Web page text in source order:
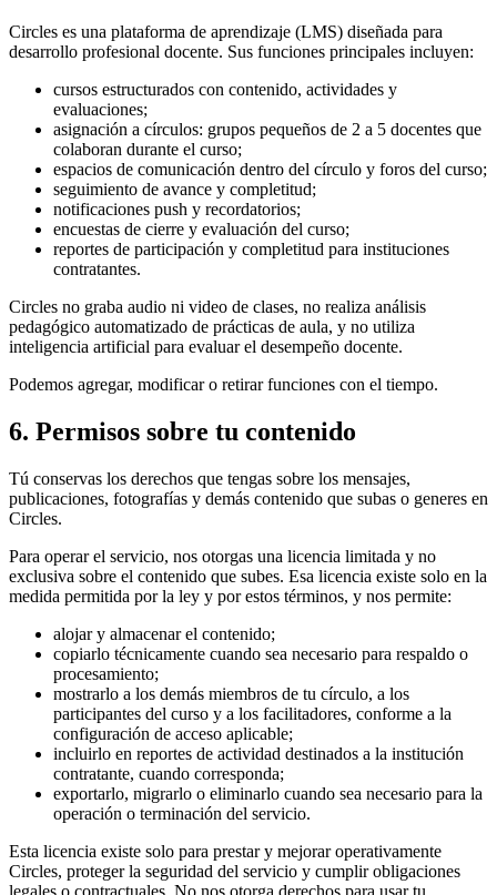
Circles es una plataforma de aprendizaje (LMS) diseñada para
desarrollo profesional docente. Sus funciones principales incluyen:
cursos estructurados con contenido, actividades y
evaluaciones;
asignación a círculos: grupos pequeños de 2 a 5 docentes que
colaboran durante el curso;
espacios de comunicación dentro del círculo y foros del curso;
seguimiento de avance y completitud;
notificaciones push y recordatorios;
encuestas de cierre y evaluación del curso;
reportes de participación y completitud para instituciones
contratantes.
Circles no graba audio ni video de clases, no realiza análisis
pedagógico automatizado de prácticas de aula, y no utiliza
inteligencia artificial para evaluar el desempeño docente.
Podemos agregar, modificar o retirar funciones con el tiempo.
6. Permisos sobre tu contenido
Tú conservas los derechos que tengas sobre los mensajes,
publicaciones, fotografías y demás contenido que subas o generes en
Circles.
Para operar el servicio, nos otorgas una licencia limitada y no
exclusiva sobre el contenido que subes. Esa licencia existe solo en la
medida permitida por la ley y por estos términos, y nos permite:
alojar y almacenar el contenido;
copiarlo técnicamente cuando sea necesario para respaldo o
procesamiento;
mostrarlo a los demás miembros de tu círculo, a los
participantes del curso y a los facilitadores, conforme a la
configuración de acceso aplicable;
incluirlo en reportes de actividad destinados a la institución
contratante, cuando corresponda;
exportarlo, migrarlo o eliminarlo cuando sea necesario para la
operación o terminación del servicio.
Esta licencia existe solo para prestar y mejorar operativamente
Circles, proteger la seguridad del servicio y cumplir obligaciones
legales o contractuales. No nos otorga derechos para usar tu